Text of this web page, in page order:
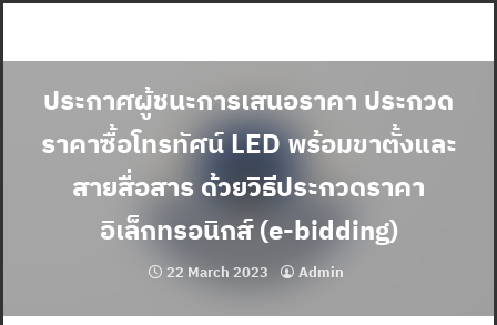
ประกาศผู้ชนะการเสนอราคา ประกวด
ราคาซื้อโทรทัศน์ LED พร้อมขาตั้งและ
สายสื่อสาร ด้วยวิธีประกวดราคา
อิเล็กทรอนิกส์ (e-bidding)
22 March 2023 Admin